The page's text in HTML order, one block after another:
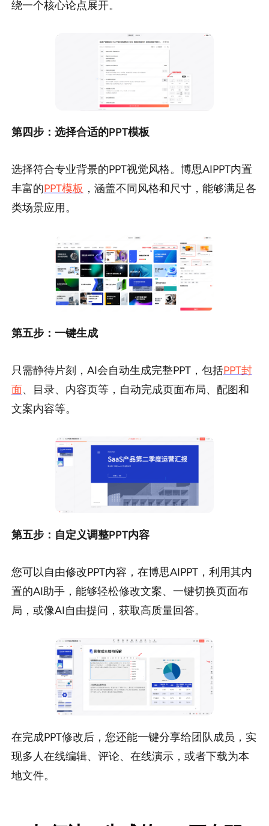
绕一个核心论点展开。
第四步：选择合适的PPT模板
选择符合专业背景的PPT视觉风格。博思AIPPT内置
丰富的PPT模板 ，涵盖不同风格和尺寸，能够满足各
类场景应用。
第五步：一键生成
只需静待片刻，AI会自动生成完整PPT，包括PPT封
面、目录、内容页等，自动完成页面布局、配图和
文案内容等。
第五步：自定义调整PPT内容
您可以自由修改PPT内容，在博思AIPPT，利用其内
置的AI助手，能够轻松修改文案、一键切换页面布
局，或像AI自由提问，获取高质量回答。
在完成PPT修改后，您还能一键分享给团队成员，实
现多人在线编辑、评论、在线演示，或者下载为本
地文件。